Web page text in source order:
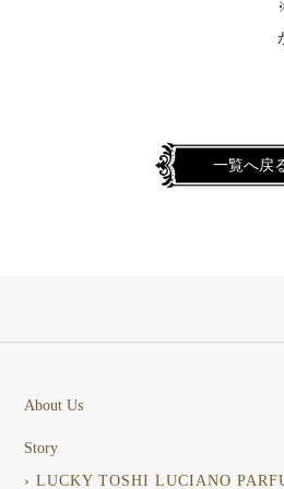
一覧へ戻
About Us
Story
› LUCKY TOSHI LUCIANO